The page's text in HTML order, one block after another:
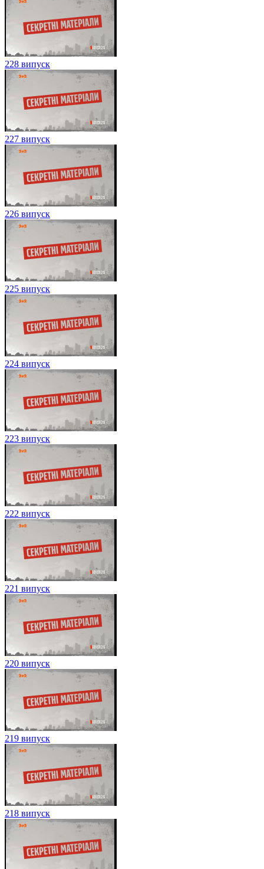
228 випуск
227 випуск
226 випуск
225 випуск
224 випуск
223 випуск
222 випуск
221 випуск
220 випуск
219 випуск
218 випуск